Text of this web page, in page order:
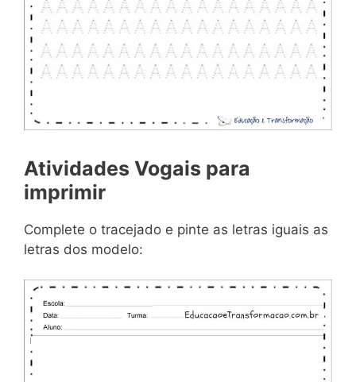
Atividades Vogais para
imprimir
Complete o tracejado e pinte as letras iguais as
letras dos modelo: